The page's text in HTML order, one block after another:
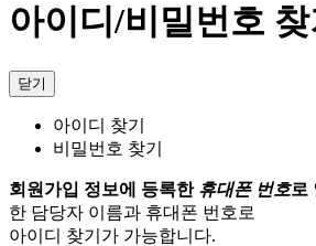
아이디/비밀번호 찾
닫기
아이디 찾기
비밀번호 찾기
회원가입 정보에 등록한 휴대폰 번호로
한 담당자 이름과 휴대폰 번호로
아이디 찾기가 가능합니다.